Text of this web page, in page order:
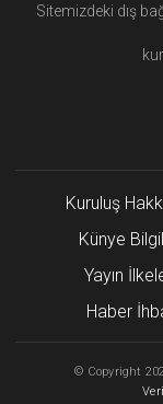
Sitemizdeki dış
Kuruluş
Künye
Yayın
Haber
© Copyright